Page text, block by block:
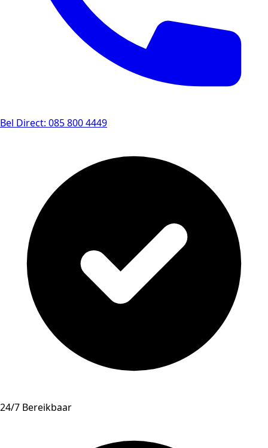
Bel Direct: 085 800 4449
24/7 Bereikbaar